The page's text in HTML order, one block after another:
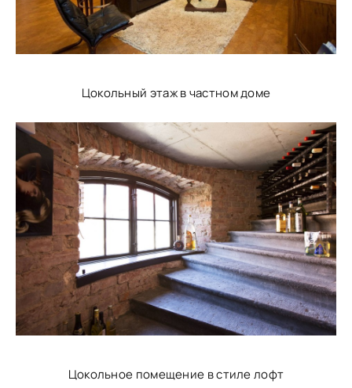
Цокольный этаж в частном доме
Цокольное помещение в стиле лофт